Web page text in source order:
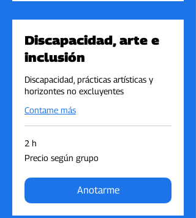
Discapacidad, arte e
inclusión
Discapacidad, prácticas artísticas y
horizontes no excluyentes
Contame más
2 h
Precio
según
Precio según grupo
Anotarme